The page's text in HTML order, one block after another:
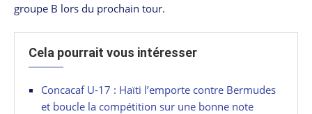
groupe B lors du prochain tour.
Cela pourrait vous intéresser
Concacaf U-17 : Haïti l’emporte contre Bermudes
et boucle la compétition sur une bonne note